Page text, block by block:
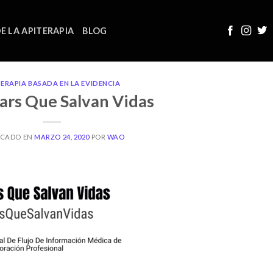
LA APITERAPIA BLOG
BASADA EN LA EVIDENCIA
Que Salvan Vidas
ENMARZO 24, 2020 POR WAO